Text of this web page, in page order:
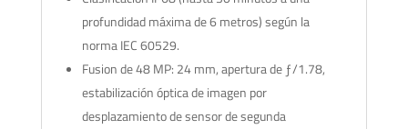
profundidad máxima de 6 metros) según la
norma IEC 60529.
Fusion de 48 MP: 24 mm, apertura de ƒ/1.78,
estabilización óptica de imagen por
desplazamiento de sensor de segunda